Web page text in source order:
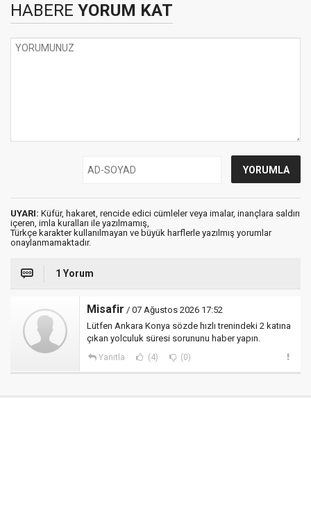
HABERE YORUM KAT
UYARI: Küfür, hakaret, rencide edici cümleler veya imalar, inançlara saldırı
içeren, imla kuralları ile yazılmamış,
Türkçe karakter kullanılmayan ve büyük harflerle yazılmış yorumlar
onaylanmamaktadır.
1 Yorum
Misafir / 07 Ağustos 2026 17:52
Lütfen Ankara Konya sözde hızlı trenindeki 2 katına
çıkan yolculuk süresi sorununu haber yapın.
Yanıtla (4) (0)